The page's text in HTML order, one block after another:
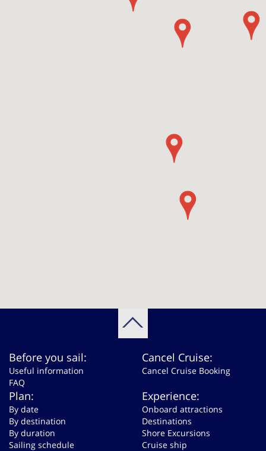
Before you sail:
Useful information
FAQ
Cancel Cruise:
Cancel Cruise Booking
Plan:
By date
By destination
By duration
Sailing schedule
Experience:
Onboard attractions
Destinations
Shore Excursions
Cruise ship